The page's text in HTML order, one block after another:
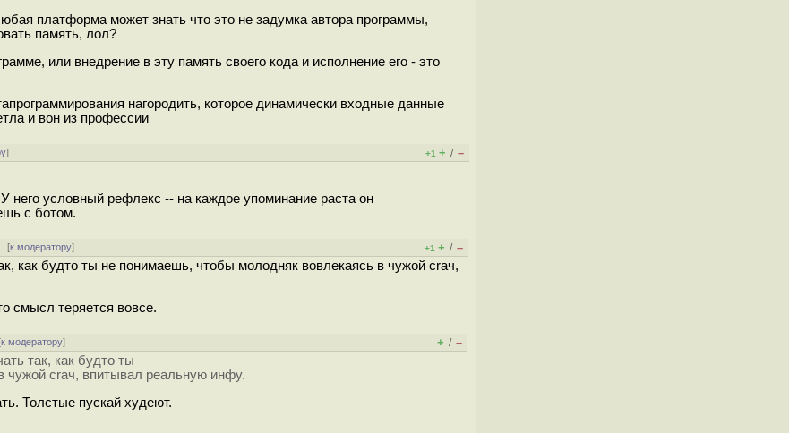
платформа может знать что это не задумка автора программы,
память, лол?
или внедрение в эту память своего кода и исполнение его - это
нагородить, которое динамически входные данные
и вон из профессии
] +1 + / –
него условный рефлекс -- на каждое упоминание раста он
с ботом.
[к модератору] +1 + / –
как будто ты не понимаешь, чтобы молодняк вовлекаясь в чужой сraч,
смысл теряется вовсе.
к модератору] + / –
так, как будто ты
чужой сraч, впитывал реальную инфу.
Толстые пускай худеют.